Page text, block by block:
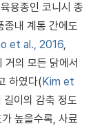
용종인 코니시 종
종내 계통 간에도
et al., 2016,
거의 모든 닭에서
하였다(Kim et
이의 감축 정도
높을수록, 사료